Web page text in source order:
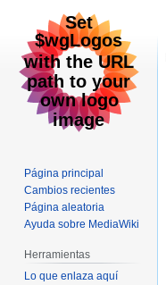
Página principal
Cambios recientes
Página aleatoria
Ayuda sobre MediaWiki
Herramientas
Lo que enlaza aquí